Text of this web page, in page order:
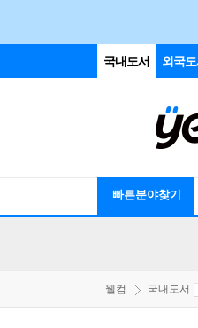
국내도서 외국도
빠른분야찾기
웰컴 국내도서